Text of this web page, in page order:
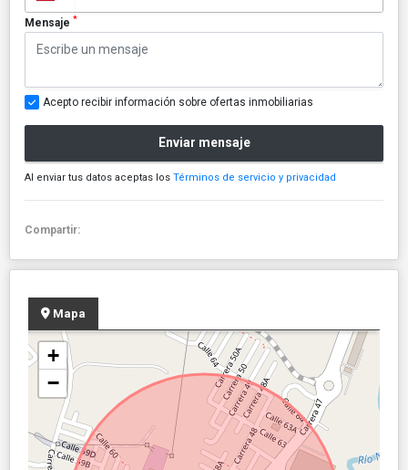
Mensaje *
Acepto recibir información sobre ofertas inmobiliarias
Enviar mensaje
Al enviar tus datos aceptas los Términos de servicio y privacidad
Compartir:
Mapa
+
−